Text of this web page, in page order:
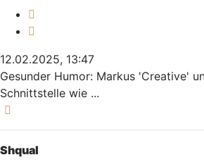
12.02.2025, 13:47
Gesunder Humor: Markus 'Creative'
Schnittstelle wie ...
Shqual